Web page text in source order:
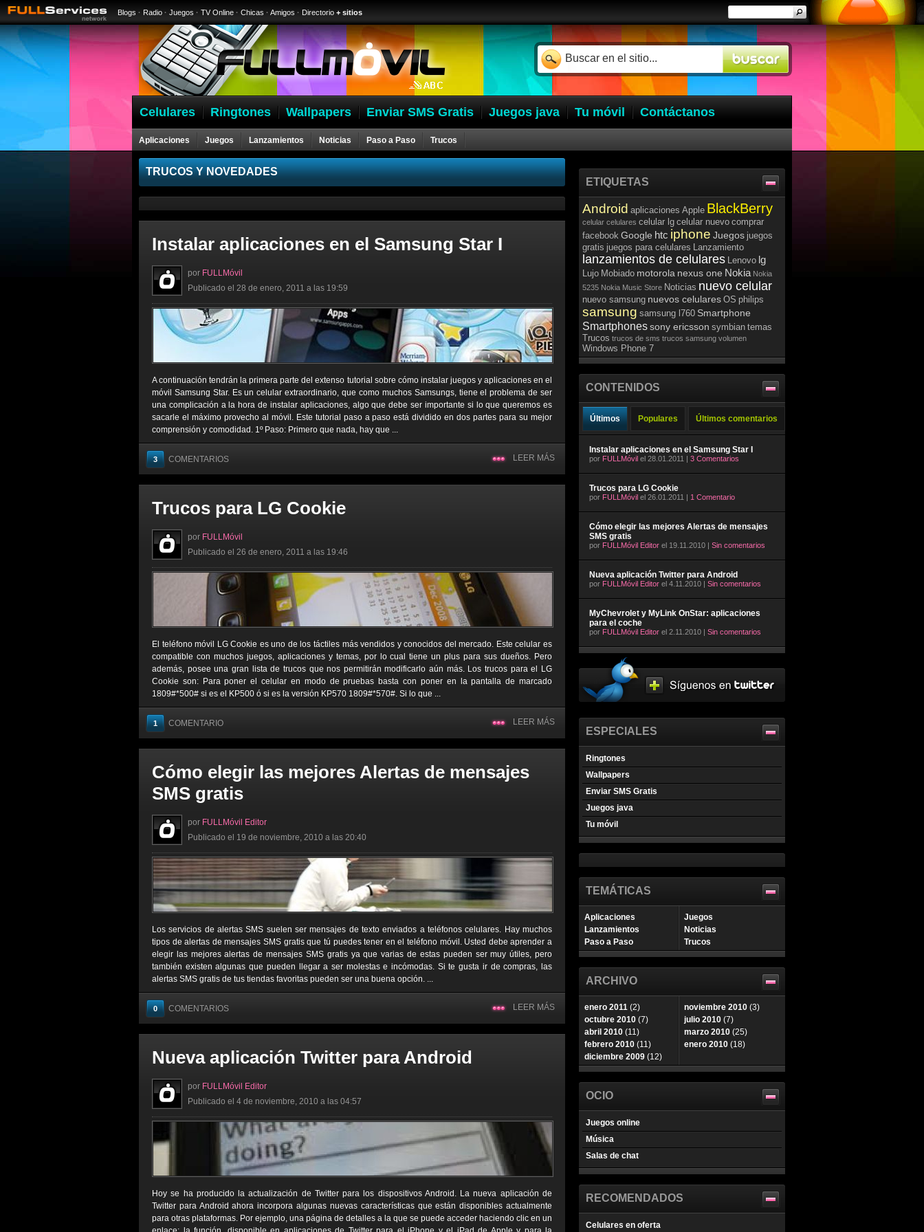
Blogs · Radio · Juegos · TV Online · Chicas · Amigos · Directorio + sitios
Celulares Ringtones Wallpapers Enviar SMS Gratis Juegos java Tu móvil Contáctanos
Aplicaciones Juegos Lanzamientos Noticias Paso a Paso Trucos
Celulares
TRUCOS Y NOVEDADES
Instalar aplicaciones en el Samsung Star I
por FULLMóvil
Publicado el 28 de enero, 2011 a las 19:59
A continuación tendrán la primera parte del extenso tutorial sobre cómo instalar juegos y aplicaciones en el
móvil Samsung Star. Es un celular extraordinario, que como muchos Samsungs, tiene el problema de ser
una complicación a la hora de instalar aplicaciones, algo que debe ser importante si lo que queremos es
sacarle el máximo provecho al móvil. Este tutorial paso a paso está dividido en dos partes para su mejor
comprensión y comodidad. 1º Paso: Primero que nada, hay que ...
3 COMENTARIOS LEER MÁS
Trucos para LG Cookie
por FULLMóvil
Publicado el 26 de enero, 2011 a las 19:46
El teléfono móvil LG Cookie es uno de los táctiles más vendidos y conocidos del mercado. Este celular es
compatible con muchos juegos, aplicaciones y temas, por lo cual tiene un plus para sus dueños. Pero
además, posee una gran lista de trucos que nos permitirán modificarlo aún más. Los trucos para el LG
Cookie son: Para poner el celular en modo de pruebas basta con poner en la pantalla de marcado
1809#*500# si es el KP500 ó si es la versión KP570 1809#*570#. Si lo que ...
1 COMENTARIO LEER MÁS
Cómo elegir las mejores Alertas de mensajes
SMS gratis
por FULLMóvil Editor
Publicado el 19 de noviembre, 2010 a las 20:40
Los servicios de alertas SMS suelen ser mensajes de texto enviados a teléfonos celulares. Hay muchos
tipos de alertas de mensajes SMS gratis que tú puedes tener en el teléfono móvil. Usted debe aprender a
elegir las mejores alertas de mensajes SMS gratis ya que varias de estas pueden ser muy útiles, pero
también existen algunas que pueden llegar a ser molestas e incómodas. Si te gusta ir de compras, las
alertas SMS gratis de tus tiendas favoritas pueden ser una buena opción. ...
0 COMENTARIOS LEER MÁS
Nueva aplicación Twitter para Android
por FULLMóvil Editor
Publicado el 4 de noviembre, 2010 a las 04:57
Hoy se ha producido la actualización de Twitter para los dispositivos Android. La nueva aplicación de
Twitter para Android ahora incorpora algunas nuevas características que están disponibles actualmente
para otras plataformas. Por ejemplo, una página de detalles a la que se puede acceder haciendo clic en un
ETIQUETAS
Android aplicaciones Apple BlackBerry
celular celulares celular lg celular nuevo comprar
facebook Google htc iphone Juegos juegos
gratis juegos para celulares Lanzamiento
lanzamientos de celulares Lenovo lg
Lujo Mobiado motorola nexus one Nokia Nokia
5235 Nokia Music Store Noticias nuevo celular
nuevo samsung nuevos celulares OS philips
samsung samsung l760 Smartphone
Smartphonessony ericsson symbian temas
Trucos trucos de sms trucos samsung volumen
Windows Phone 7
CONTENIDOS
Últimos Populares Últimos comentarios
Instalar aplicaciones en el Samsung Star I
por FULLMóvil el 28.01.2011 | 3 Comentarios
Trucos para LG Cookie
por FULLMóvil el 26.01.2011 | 1 Comentario
Cómo elegir las mejores Alertas de mensajes
SMS gratis
por FULLMóvil Editor el 19.11.2010 | Sin comentarios
Nueva aplicación Twitter para Android
por FULLMóvil Editor el 4.11.2010 | Sin comentarios
MyChevrolet y MyLink OnStar: aplicaciones
para el coche
por FULLMóvil Editor el 2.11.2010 | Sin comentarios
ESPECIALES
Ringtones
Wallpapers
Enviar SMS Gratis
Juegos java
Tu móvil
TEMÁTICAS
Aplicaciones
Juegos
Lanzamientos
Noticias
Paso a Paso
Trucos
ARCHIVO
enero 2011 (2) noviembre 2010 (3)
octubre 2010 (7) julio 2010 (7)
abril 2010 (11) marzo 2010 (25)
febrero 2010 (11) enero 2010 (18)
diciembre 2009 (12)
OCIO
Juegos online
Música
Salas de chat
RECOMENDADOS
Celulares en oferta